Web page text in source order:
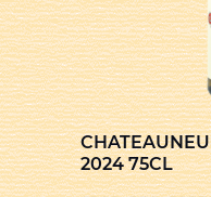
2024 75CL